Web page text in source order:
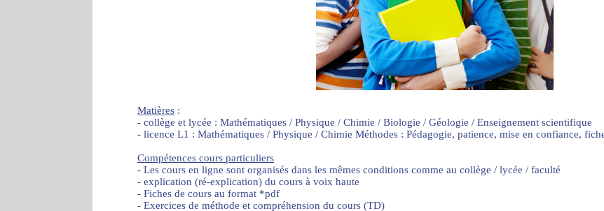
Matières :
- collège et lycée : Mathématiques / Physique / Chimie / Biologie / Géologie / Enseignement scientifique
- licence L1 : Mathématiques / Physique / Chimie Méthodes : Pédagogie, patience, mise en confiance,
Compétences cours particuliers
- Les cours en ligne sont organisés dans les mêmes conditions comme au collège / lycée / faculté
- explication (ré-explication) du cours à voix haute
- Fiches de cours au format *pdf
- Exercices de méthode et compréhension du cours (TD)